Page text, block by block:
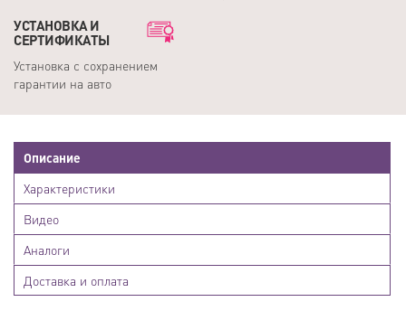
УСТАНОВКА И
СЕРТИФИКАТЫ
Установка с сохранением
гарантии на авто
Описание
Характеристики
Видео
Аналоги
Доставка и оплата